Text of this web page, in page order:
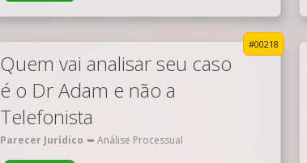
#00218
Quem vai analisar seu caso
é o Dr Adam e não a
Telefonista
Parecer Jurídico ➥ Análise Processual